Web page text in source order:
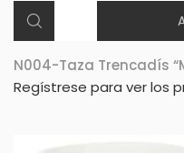
N004-Taza Trencadís
Regístrese para ver los